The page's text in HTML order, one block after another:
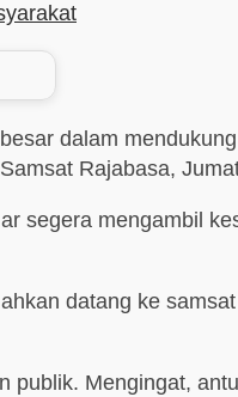
dalam
Rajabasa,
segera mengambil
datang ke
publik. Mengingat,